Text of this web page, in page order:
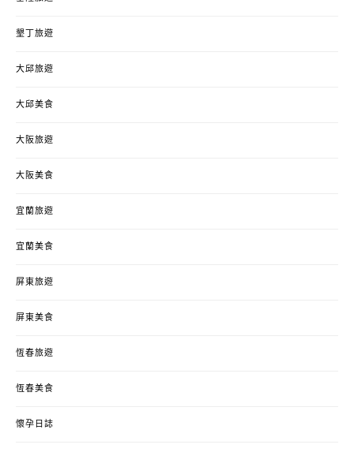
墾丁旅遊
大邱旅遊
大邱美食
大阪旅遊
大阪美食
宜蘭旅遊
宜蘭美食
屏東旅遊
屏東美食
恆春旅遊
恆春美食
懷孕日誌